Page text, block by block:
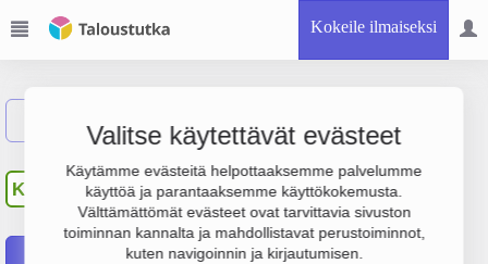
Kokeile ilmaiseksi
Valitse käytettävät evästeet
Käytämme evästeitä helpottaaksemme palvelumme
käyttöä ja parantaaksemme käyttökokemusta.
Välttämättömät evästeet ovat tarvittavia sivuston
toiminnan kannalta ja mahdollistavat perustoiminnot,
kuten navigoinnin ja kirjautumisen.
KS
Kukkatarha Skogberg Oy
Ab